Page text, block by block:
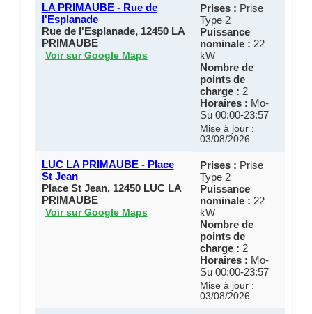
LA PRIMAUBE - Rue de
l'Esplanade
Rue de l'Esplanade, 12450 LA
PRIMAUBE
Voir sur Google Maps
Prises : Prise
Type 2
Puissance
nominale : 22
kW
Nombre de
points de
charge : 2
Horaires : Mo-
Su 00:00-23:57
Mise à jour :
03/08/2026
LUC LA PRIMAUBE - Place
St Jean
Place St Jean, 12450 LUC LA
PRIMAUBE
Voir sur Google Maps
Prises : Prise
Type 2
Puissance
nominale : 22
kW
Nombre de
points de
charge : 2
Horaires : Mo-
Su 00:00-23:57
Mise à jour :
03/08/2026